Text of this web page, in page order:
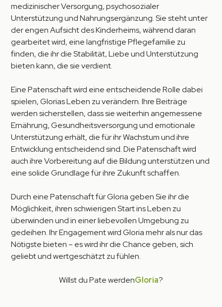
medizinischer Versorgung, psychosozialer
Unterstützung und Nahrungsergänzung. Sie steht unter
der engen Aufsicht des Kinderheims, während daran
gearbeitet wird, eine langfristige Pflegefamilie zu
finden, die ihr die Stabilität, Liebe und Unterstützung
bieten kann, die sie verdient.
Eine Patenschaft wird eine entscheidende Rolle dabei
spielen, Glorias Leben zu verändern. Ihre Beiträge
werden sicherstellen, dass sie weiterhin angemessene
Ernährung, Gesundheitsversorgung und emotionale
Unterstützung erhält, die für ihr Wachstum und ihre
Entwicklung entscheidend sind. Die Patenschaft wird
auch ihre Vorbereitung auf die Bildung unterstützen und
eine solide Grundlage für ihre Zukunft schaffen.
Durch eine Patenschaft für Gloria geben Sie ihr die
Möglichkeit, ihren schwierigen Start ins Leben zu
überwinden und in einer liebevollen Umgebung zu
gedeihen. Ihr Engagement wird Gloria mehr als nur das
Nötigste bieten – es wird ihr die Chance geben, sich
geliebt und wertgeschätzt zu fühlen.
Willst du Pate werdenGloria?